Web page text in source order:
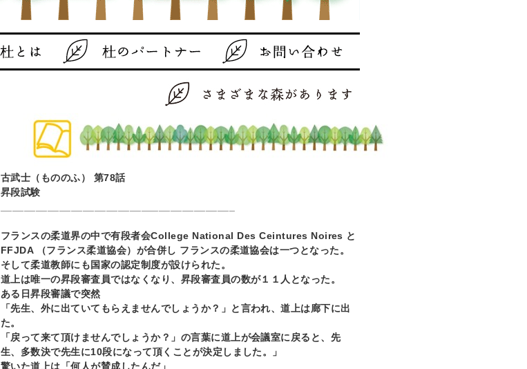
古武士（もののふ） 第78話
昇段試験
フランスの柔道界の中で有段者会College National Des Ceintures Noires と
FFJDA
（フランス柔道協会）が合併し フランスの柔道協会は一つとなった。
そして柔道教師にも国家の認定制度が設けられた。
道上は唯一の昇段審査員ではなくなり、昇段審査員の数が１１人となった。
ある日昇段審議で突然
「先生、外に出ていてもらえませんでしょうか？」と言われ、道上は廊下に出
た。
「戻って来て頂けませんでしょうか？」の言葉に道上が会議室に戻ると、先
生、多数決で先生に10段になって頂くことが決定しました。」
驚いた道上は「何人が賛成したんだ」